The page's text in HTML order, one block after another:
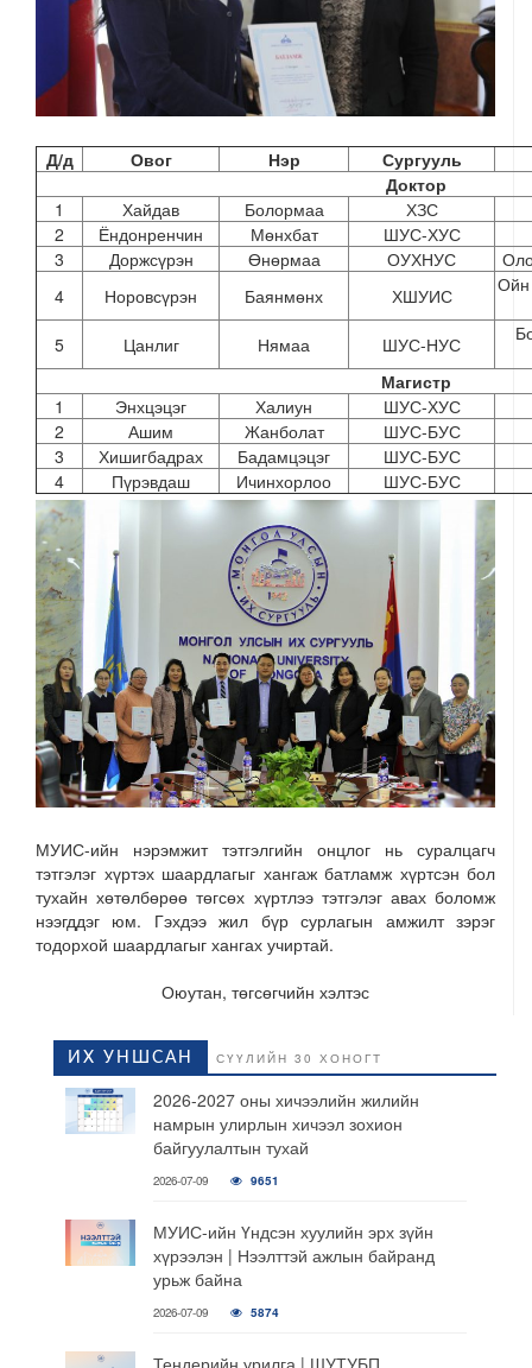
Д/д Овог Нэр
Сургууль
Доктор
1
Хайдав Болормаа
ХЗС
2
Ёндонренчин Мөнхбат
ШУС-ХУС
3
Доржсүрэн Өнөрмаа ОУХНУС
4
Норовсүрэн Баянмөнх ХШУИС Ойн
5 Цанлиг Нямаа ШУС-НУС
Магистр
1
Энхцэцэг Халиун
ШУС-ХУС
2
Ашим Жанболат
ШУС-БУС
3
Хишигбадрах Бадамцэцэг
ШУС-БУС
4
Пүрэвдаш Ичинхорлоо ШУС-БУС
МУИС-ийн нэрэмжит тэтгэлгийн онцлог нь суралцагч
тэтгэлэг хүртэх шаардлагыг хангаж батламж хүртсэн бол
тухайн хөтөлбөрөө төгсөх хүртлээ тэтгэлэг авах боломж
нээгддэг юм. Гэхдээ жил бүр сурлагын амжилт зэрэг
тодорхой шаардлагыг хангах учиртай.
Оюутан, төгсөгчийн хэлтэс
ИХ УНШСАН СҮҮЛИЙН 30 ХОНОГТ
2026-2027 оны хичээлийн жилийн
намрын улирлын хичээл зохион
байгуулалтын тухай
2026-07-09 9651
МУИС-ийн Үндсэн хуулийн эрх зүйн
хүрээлэн | Нээлттэй ажлын байранд
урьж байна
2026-07-09 5874
Тендерийн урилга | ШУТУБП,